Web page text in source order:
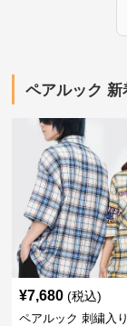
ペアルック 新
¥7,680 (税込)
ペアルック 刺繍入